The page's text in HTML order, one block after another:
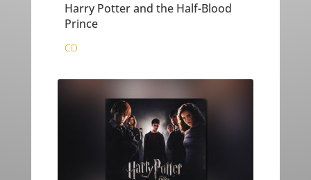
Harry Potter and the Half-Blood
Prince
CD